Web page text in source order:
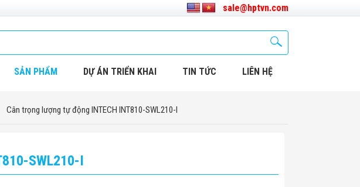
sale@hptvn.com
SẢN PHẨM DỰ ÁN TRIỂN KHAI TIN TỨC LIÊN HỆ
Cân trọng lượng tự động INTECH INT810-SWL210-I
SWL210-I